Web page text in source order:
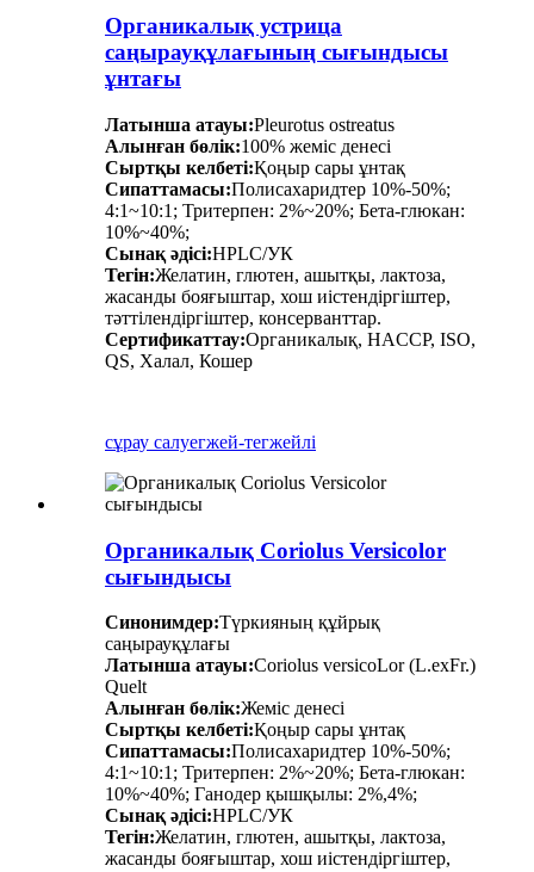
Органикалық устрица
саңырауқұлағының сығындысы
ұнтағы
Латынша атауы:Pleurotus ostreatus
Алынған бөлік:100% жеміс денесі
Сыртқы келбеті:Қоңыр сары ұнтақ
Сипаттамасы:Полисахаридтер 10%-50%;
4:1~10:1; Тритерпен: 2%~20%; Бета-глюкан:
10%~40%;
Сынақ әдісі:HPLC/УК
Тегін:Желатин, глютен, ашытқы, лактоза,
жасанды бояғыштар, хош иістендіргіштер,
тәттілендіргіштер, консерванттар.
Сертификаттау:Органикалық, HACCP, ISO,
QS, Халал, Кошер
сұрау салуегжей-тегжейлі
Органикалық Coriolus Versicolor
сығындысы
Синонимдер:Түркияның құйрық
саңырауқұлағы
Латынша атауы:Coriolus versicoLor (L.exFr.)
Quelt
Алынған бөлік:Жеміс денесі
Сыртқы келбеті:Қоңыр сары ұнтақ
Сипаттамасы:Полисахаридтер 10%-50%;
4:1~10:1; Тритерпен: 2%~20%; Бета-глюкан:
10%~40%; Ганодер қышқылы: 2%,4%;
Сынақ әдісі:HPLC/УК
Тегін:Желатин, глютен, ашытқы, лактоза,
жасанды бояғыштар, хош иістендіргіштер,